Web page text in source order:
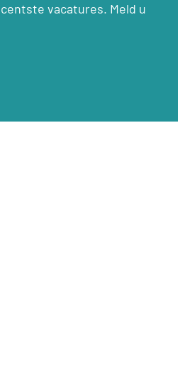
vacatures. Meld u